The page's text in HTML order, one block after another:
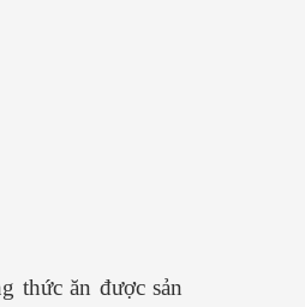
thức ăn được sản